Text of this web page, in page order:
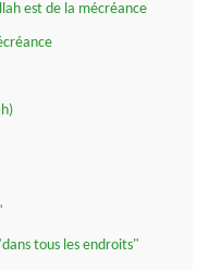
est de la mécréance
tous les endroits"